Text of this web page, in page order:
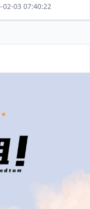
02-03 07:40:22